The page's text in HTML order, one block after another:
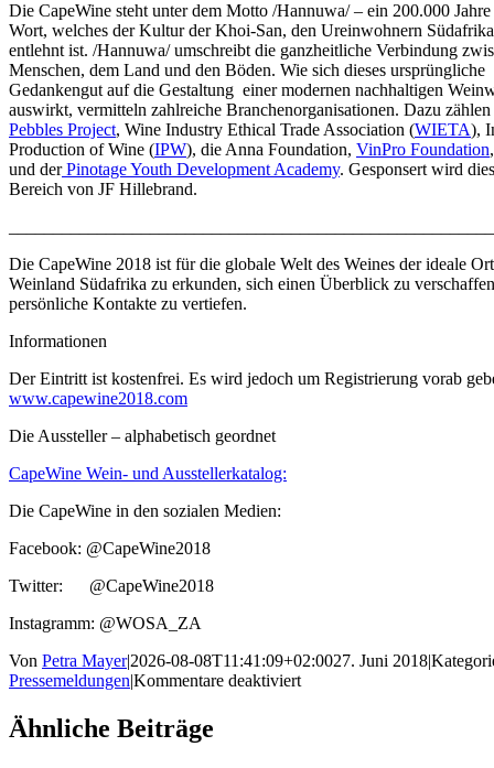
Die CapeWine steht unter dem Motto /Hannuwa/ – ein 200.000 Jahre
Wort, welches der Kultur der Khoi-San, den Ureinwohnern
entlehnt ist. /Hannuwa/ umschreibt die ganzheitliche Verbindung
Menschen, dem Land und den Böden. Wie sich dieses ursprüngliche
Gedankengut auf die Gestaltung einer modernen nachhaltigen
auswirkt, vermitteln zahlreiche Branchenorganisationen. Dazu zählen
Pebbles Project, Wine Industry Ethical Trade Association (WIETA),
Production of Wine (IPW), die Anna Foundation, VinPro Foundation
und derPinotage Youth Development Academy. Gesponsert wird
Bereich von JF Hillebrand.
Die CapeWine 2018 ist für die globale Welt des Weines der ideale
Weinland Südafrika zu erkunden, sich einen Überblick zu
persönliche Kontakte zu vertiefen.
Informationen
Der Eintritt ist kostenfrei. Es wird jedoch um Registrierung vorab
www.capewine2018.com
Die Aussteller – alphabetisch geordnet
CapeWine Wein- und Ausstellerkatalog:
Die CapeWine in den sozialen Medien:
Facebook: @CapeWine2018
Twitter: @CapeWine2018
Instagramm: @WOSA_ZA
Von Petra Mayer|2026-08-08T11:41:09+02:0027. Juni 2018|
Pressemeldungen|Kommentare deaktiviertfür
Ähnliche Beiträge